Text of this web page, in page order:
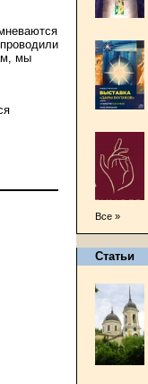
мы
Все »
Статьи